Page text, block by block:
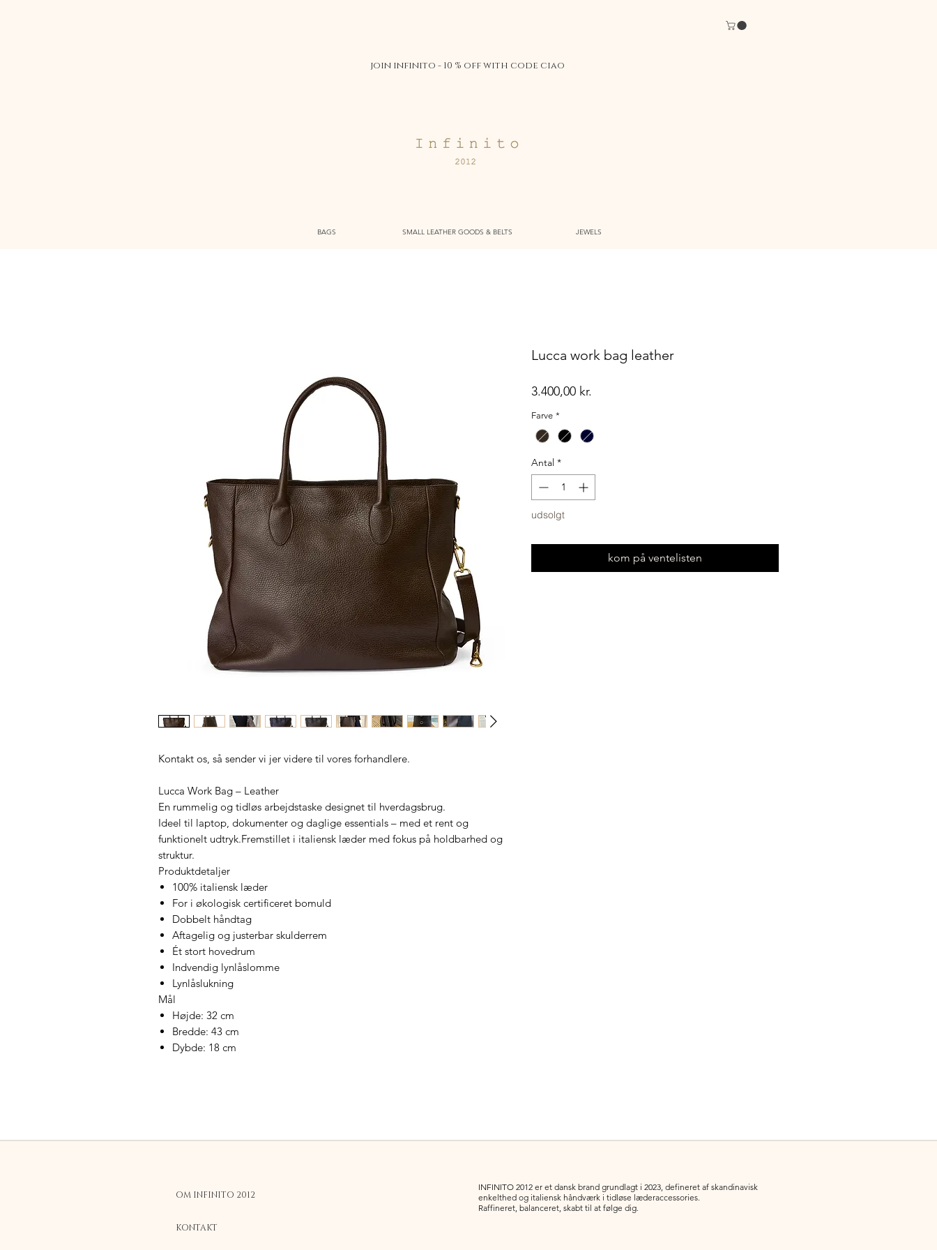
join infinito - 10 % off with code ciao
BAGS SMALL LEATHER GOODS & BELTS JEWELS
Kontakt os, så sender vi jer videre til vores forhandlere.
Lucca Work Bag – Leather
En rummelig og tidløs arbejdstaske designet til hverdagsbrug.
Ideel til laptop, dokumenter og daglige essentials – med et rent og
funktionelt udtryk.Fremstillet i italiensk læder med fokus på holdbarhed og
struktur.
Produktdetaljer
100% italiensk læder
For i økologisk certificeret bomuld
Dobbelt håndtag
Aftagelig og justerbar skulderrem
Ét stort hovedrum
Indvendig lynlåslomme
Lynlåslukning
Mål
Højde: 32 cm
Bredde: 43 cm
Dybde: 18 cm
Lucca work bag leather
3.400,00 kr.
Farve *
Antal *
udsolgt
kom på ventelisten
OM INFINITO 2012
KONTAKT
INFINITO 2012 er et dansk brand grundlagt i 2023, defineret af skandinavisk
enkelthed og italiensk håndværk i tidløse læderaccessories.
Raffineret, balanceret, skabt til at følge dig.